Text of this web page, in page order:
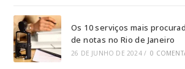
Os 10 serviços mais
de notas no Rio de Janeiro
26 DE JUNHO DE 2024 / 0